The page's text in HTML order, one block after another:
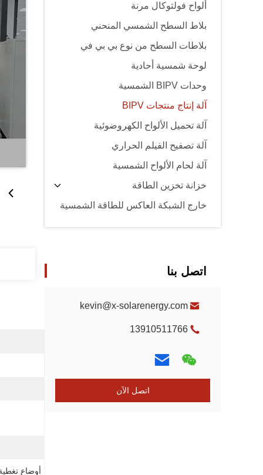
ألواح فولتوكال مرنة
بلاط السطح الشمسي المنحني
بلاطات السطح من نوع بي بي في
لوحة شمسية أحادية
وحدات BIPV الشمسية
آلة إنتاج منتجات BIPV
آلة تحميل الألواح الكهروضوئية
آلة تصفيح الفيلم الحراري
آلة لحام الألواح الشمسية
خزانة تخزين الطاقة
خارج الشبكة العاكس للطاقة الشمسية
اتصل بنا
kevin@x-solarenergy.com
13910511766
اتصل الآن
أوضاع تغطية